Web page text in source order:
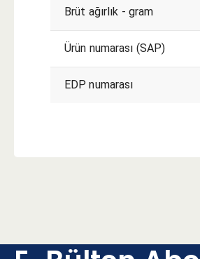
Brüt ağırlık - gram
Ürün numarası (SAP)
EDP numarası